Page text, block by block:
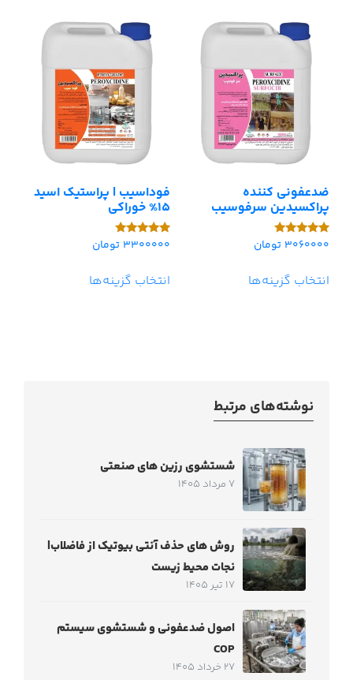
ضدعفونی کننده
پراکسیدین سرفوسیب
امتیاز
3060000 تومان
انتخاب گزینه‌ها
فوداسیب | پراستیک اسید
15% خوراکی
امتیاز
3300000 تومان
انتخاب گزینه‌ها
نوشته‌های مرتبط
شستشوی رزین های صنعتی
7 مرداد 1405
روش های حذف آنتی بیوتیک از فاضلاب|
نجات محیط زیست
17 تیر 1405
اصول ضدعفونی و شستشوی سیستم
COP
27 خرداد 1405